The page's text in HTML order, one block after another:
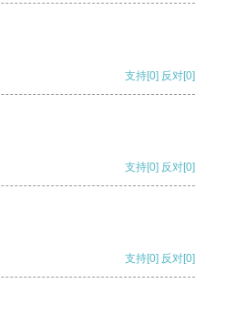
支持[0] 反对[0]
支持[0] 反对[0]
支持[0] 反对[0]